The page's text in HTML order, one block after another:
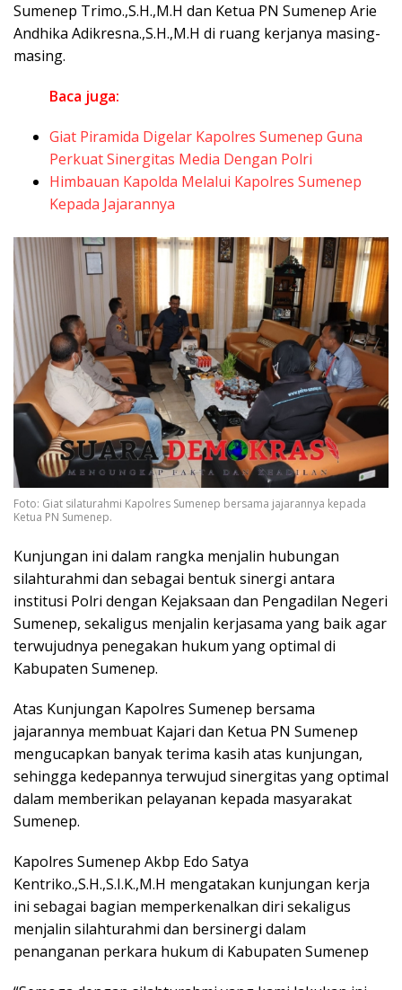
Sumenep Trimo.,S.H.,M.H dan Ketua PN Sumenep Arie
Andhika Adikresna.,S.H.,M.H di ruang kerjanya masing-
masing.
Baca juga:
Giat Piramida Digelar Kapolres Sumenep Guna
Perkuat Sinergitas Media Dengan Polri
Himbauan Kapolda Melalui Kapolres Sumenep
Kepada Jajarannya
Foto: Giat silaturahmi Kapolres Sumenep bersama jajarannya kepada
Ketua PN Sumenep.
Kunjungan ini dalam rangka menjalin hubungan
silahturahmi dan sebagai bentuk sinergi antara
institusi Polri dengan Kejaksaan dan Pengadilan Negeri
Sumenep, sekaligus menjalin kerjasama yang baik agar
terwujudnya penegakan hukum yang optimal di
Kabupaten Sumenep.
Atas Kunjungan Kapolres Sumenep bersama
jajarannya membuat Kajari dan Ketua PN Sumenep
mengucapkan banyak terima kasih atas kunjungan,
sehingga kedepannya terwujud sinergitas yang optimal
dalam memberikan pelayanan kepada masyarakat
Sumenep.
Kapolres Sumenep Akbp Edo Satya
Kentriko.,S.H.,S.I.K.,M.H mengatakan kunjungan kerja
ini sebagai bagian memperkenalkan diri sekaligus
menjalin silahturahmi dan bersinergi dalam
penanganan perkara hukum di Kabupaten Sumenep